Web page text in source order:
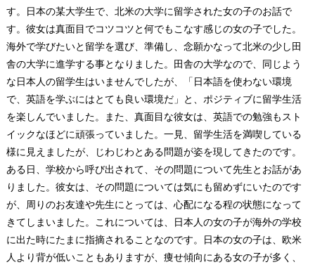
す。日本の某大学生で、北米の大学に留学された女の子のお話で
す。彼女は真面目でコツコツと何でもこなす感じの女の子でした。
海外で学びたいと留学を選び、準備し、念願かなって北米の少し田
舎の大学に進学する事となりました。田舎の大学なので、同じよう
な日本人の留学生はいませんでしたが、「日本語を使わない環境
で、英語を学ぶにはとても良い環境だ」と、ポジティブに留学生活
を楽しんでいました。また、真面目な彼女は、英語での勉強もスト
イックなほどに頑張っていました。一見、留学生活を満喫している
様に見えましたが、じわじわとある問題が姿を現してきたのです。
ある日、学校から呼び出されて、その問題について先生とお話があ
りました。彼女は、その問題については気にも留めずにいたのです
が、周りのお友達や先生にとっては、心配になる程の状態になって
きてしまいました。これについては、日本人の女の子が海外の学校
に出た時にたまに指摘されることなのです。日本の女の子は、欧米
人より背が低いこともありますが、痩せ傾向にある女の子が多く、